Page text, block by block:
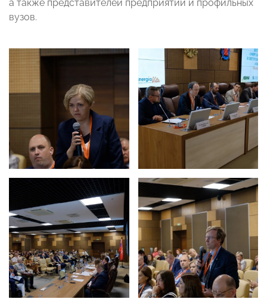
а также представителей предприятий и профильных
вузов.